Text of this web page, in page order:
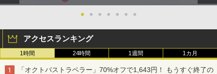
● ● ● ● ● ● ●
アクセスランキング
1時間 24時間 1週間 1カ月
「オクトパストラベラー」70%オフで1,643円！ もうすぐ終了の